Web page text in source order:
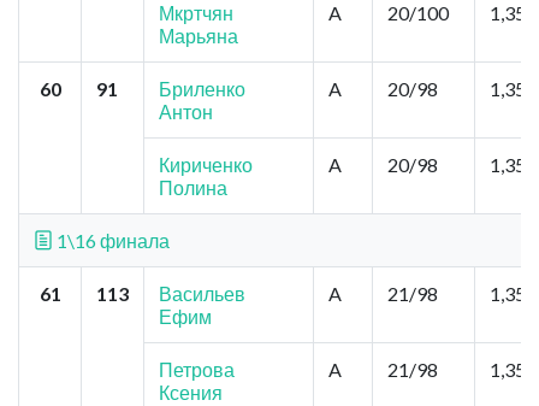
Мкртчян
Марьяна
A 20/100 1,35
60 91
Бриленко
Антон
A 20/98 1,35
Кириченко
Полина
A 20/98 1,35
1\16 финала
61 113
Васильев
Ефим
A 21/98 1,35
Петрова
Ксения
A 21/98 1,35